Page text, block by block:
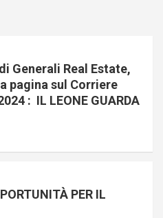
Generali Real Estate,
pagina sul Corriere
: IL LEONE GUARDA
PER IL